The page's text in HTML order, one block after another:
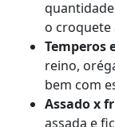
o croquete
Temperos
reino,
bem com
Assado x
assada e